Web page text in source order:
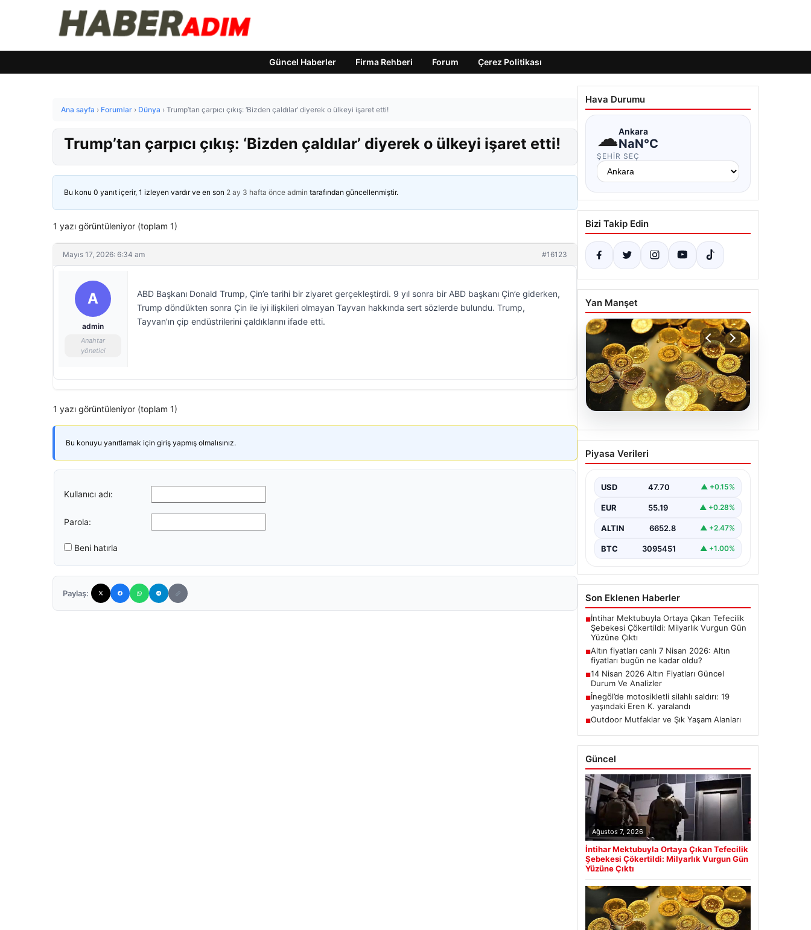
Güncel Haberler Firma Rehberi Forum Çerez Politikası
Ana sayfa › Forumlar › Dünya › Trump’tan çarpıcı çıkış: ‘Bizden çaldılar’ diyerek o ülkeyi işaret etti!
Trump’tan çarpıcı çıkış: ‘Bizden çaldılar’ diyerek o ülkeyi işaret etti!
Bu konu 0 yanıt içerir, 1 izleyen vardır ve en son 2 ay 3 hafta önce admin tarafından güncellenmiştir.
1 yazı görüntüleniyor (toplam 1)
Mayıs 17, 2026: 6:34 am #16123
A
admin
Anahtar
yönetici
ABD Başkanı Donald Trump, Çin’e tarihi bir ziyaret gerçekleştirdi. 9 yıl sonra bir ABD başkanı Çin’e giderken,
Trump döndükten sonra Çin ile iyi ilişkileri olmayan Tayvan hakkında sert sözlerde bulundu. Trump,
Tayvan’ın çip endüstrilerini çaldıklarını ifade etti.
1 yazı görüntüleniyor (toplam 1)
Bu konuyu yanıtlamak için giriş yapmış olmalısınız.
Kullanıcı adı:
Parola:
Beni hatırla
Paylaş:
Hava Durumu
☁Ankara
NaN°C
ŞEHIR SEÇ
Bizi Takip Edin
Yan Manşet
Altın fiyatları canlı 7 Nisan
2026: Altın fiyatları bugün
Piyasa Verileri
USD 47.70 ▲ +0.15%
EUR 55.19 ▲ +0.28%
ALTIN 6652.8 ▲ +2.47%
BTC 3095451 ▲ +1.00%
Son Eklenen Haberler
■İntihar Mektubuyla Ortaya Çıkan Tefecilik
Şebekesi Çökertildi: Milyarlık Vurgun Gün
Yüzüne Çıktı
■Altın fiyatları canlı 7 Nisan 2026: Altın
fiyatları bugün ne kadar oldu?
■14 Nisan 2026 Altın Fiyatları Güncel
Durum Ve Analizler
■İnegöl’de motosikletli silahlı saldırı: 19
yaşındaki Eren K. yaralandı
■Outdoor Mutfaklar ve Şık Yaşam Alanları
Güncel
Ağustos 7, 2026
İntihar Mektubuyla Ortaya Çıkan Tefecilik
Şebekesi Çökertildi: Milyarlık Vurgun Gün
Yüzüne Çıktı